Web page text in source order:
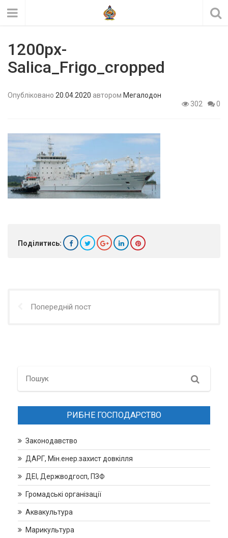
1200px-
Salica_Frigo_cropped
Опубліковано 20.04.2020 автором Мегалодон
302
0
Поділитись:
Попередній пост
Search
РИБНЕ ГОСПОДАРСТВО
Законодавство
ДАРГ, Мін.енер.захист довкілля
ДЕІ, Держводгосп, ПЗФ
Громадські організації
Аквакультура
Марикультура